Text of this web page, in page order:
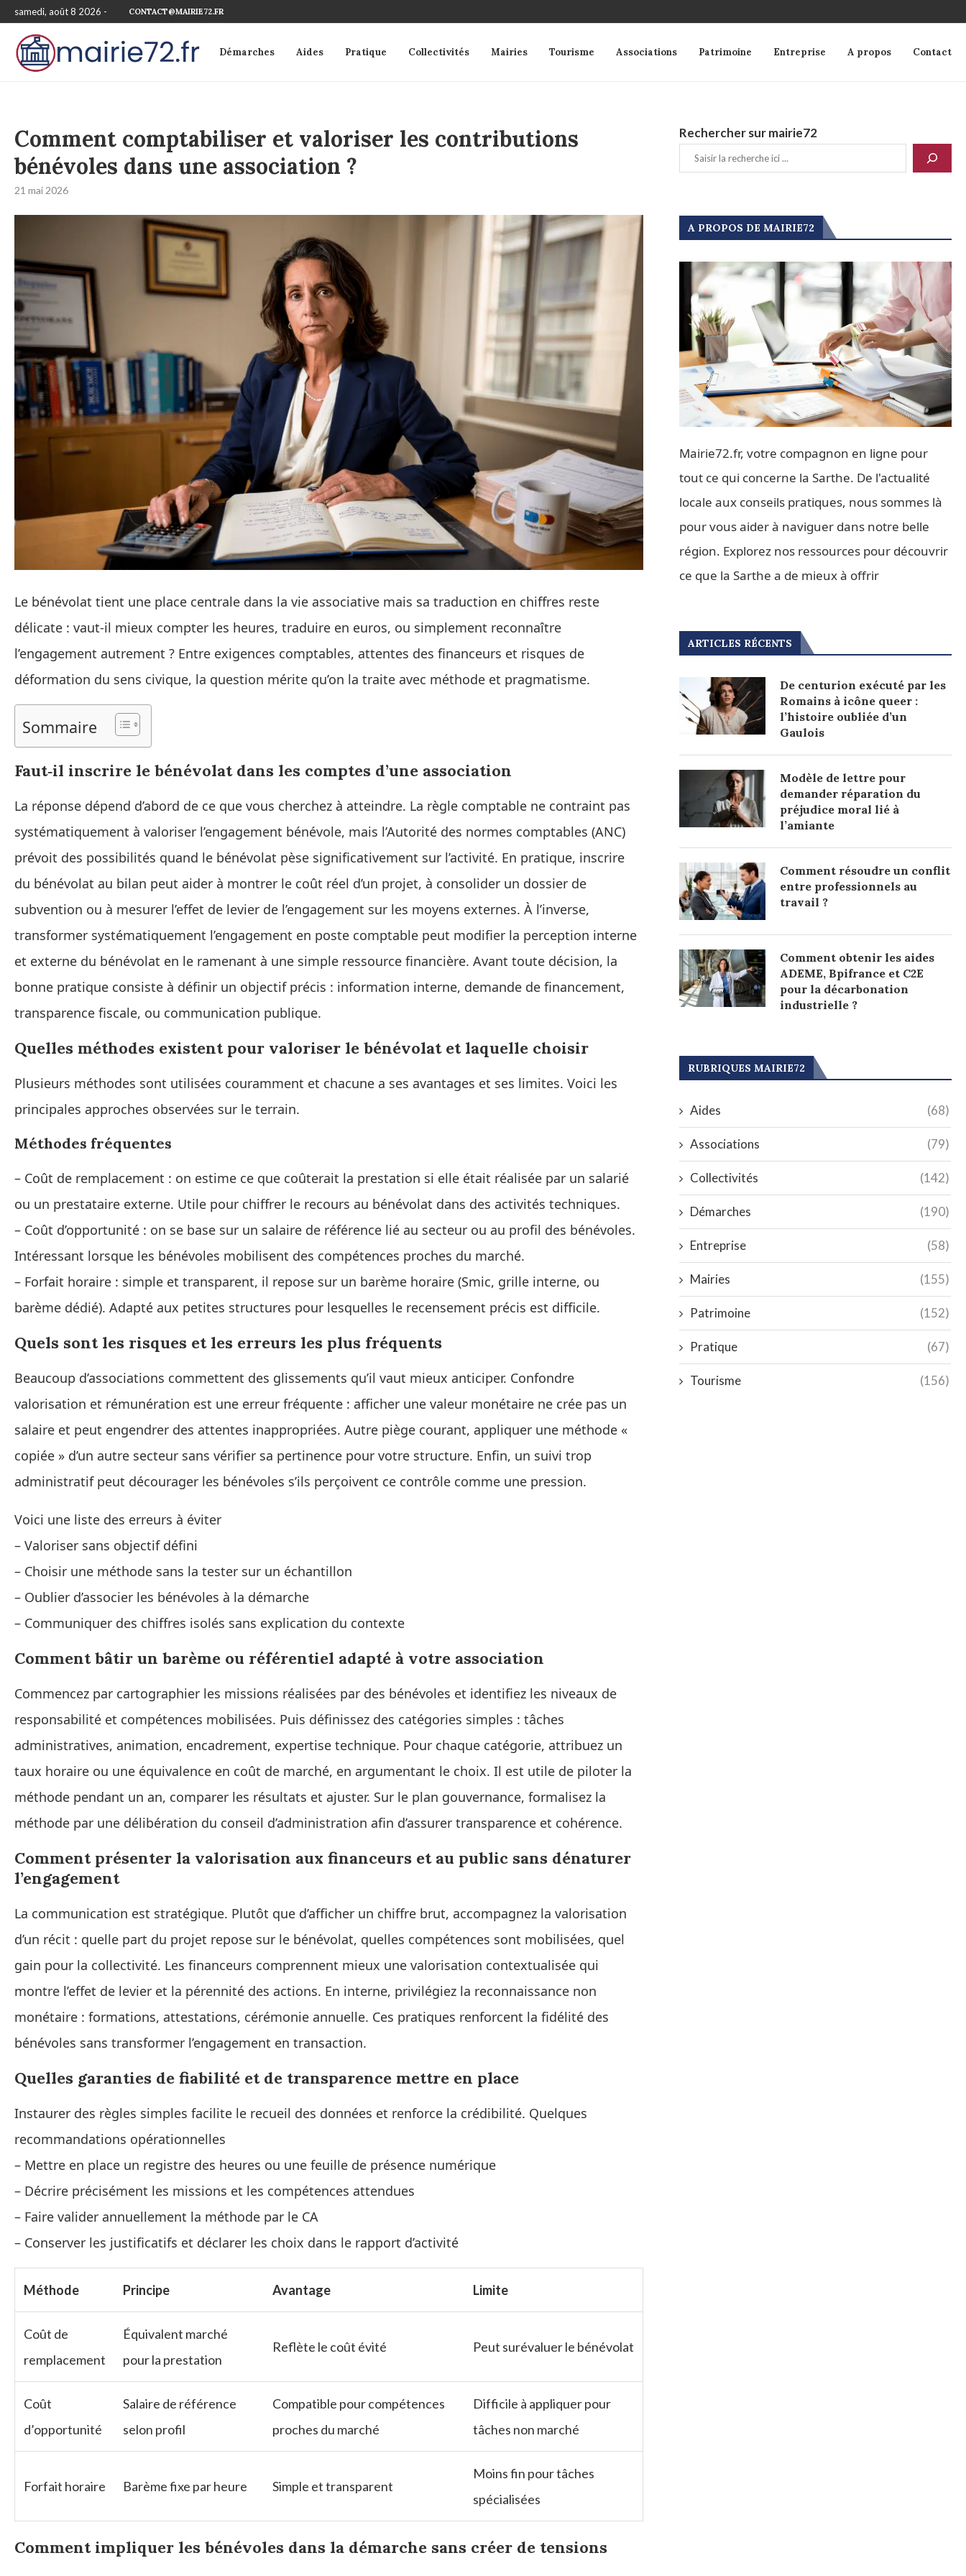
samedi, août 8 2026 - CONTACT@MAIRIE72.FR
Démarches Aides Pratique Collectivités Mairies Tourisme Associations Patrimoine Entreprise A propos Contact
Comment comptabiliser et valoriser les contributions
bénévoles dans une association ?
21 mai 2026
Le bénévolat tient une place centrale dans la vie associative mais sa traduction en chiffres reste
délicate : vaut‑il mieux compter les heures, traduire en euros, ou simplement reconnaître
l’engagement autrement ? Entre exigences comptables, attentes des financeurs et risques de
déformation du sens civique, la question mérite qu’on la traite avec méthode et pragmatisme.
Sommaire
Faut‑il inscrire le bénévolat dans les comptes d’une association
La réponse dépend d’abord de ce que vous cherchez à atteindre. La règle comptable ne contraint pas
systématiquement à valoriser l’engagement bénévole, mais l’Autorité des normes comptables (ANC)
prévoit des possibilités quand le bénévolat pèse significativement sur l’activité. En pratique, inscrire
du bénévolat au bilan peut aider à montrer le coût réel d’un projet, à consolider un dossier de
subvention ou à mesurer l’effet de levier de l’engagement sur les moyens externes. À l’inverse,
transformer systématiquement l’engagement en poste comptable peut modifier la perception interne
et externe du bénévolat en le ramenant à une simple ressource financière. Avant toute décision, la
bonne pratique consiste à définir un objectif précis : information interne, demande de financement,
transparence fiscale, ou communication publique.
Quelles méthodes existent pour valoriser le bénévolat et laquelle choisir
Plusieurs méthodes sont utilisées couramment et chacune a ses avantages et ses limites. Voici les
principales approches observées sur le terrain.
Méthodes fréquentes
– Coût de remplacement : on estime ce que coûterait la prestation si elle était réalisée par un salarié
ou un prestataire externe. Utile pour chiffrer le recours au bénévolat dans des activités techniques.
– Coût d’opportunité : on se base sur un salaire de référence lié au secteur ou au profil des bénévoles.
Intéressant lorsque les bénévoles mobilisent des compétences proches du marché.
– Forfait horaire : simple et transparent, il repose sur un barème horaire (Smic, grille interne, ou
barème dédié). Adapté aux petites structures pour lesquelles le recensement précis est difficile.
Quels sont les risques et les erreurs les plus fréquents
Beaucoup d’associations commettent des glissements qu’il vaut mieux anticiper. Confondre
valorisation et rémunération est une erreur fréquente : afficher une valeur monétaire ne crée pas un
salaire et peut engendrer des attentes inappropriées. Autre piège courant, appliquer une méthode «
copiée » d’un autre secteur sans vérifier sa pertinence pour votre structure. Enfin, un suivi trop
administratif peut décourager les bénévoles s’ils perçoivent ce contrôle comme une pression.
Voici une liste des erreurs à éviter
– Valoriser sans objectif défini
– Choisir une méthode sans la tester sur un échantillon
– Oublier d’associer les bénévoles à la démarche
– Communiquer des chiffres isolés sans explication du contexte
Comment bâtir un barème ou référentiel adapté à votre association
Commencez par cartographier les missions réalisées par des bénévoles et identifiez les niveaux de
responsabilité et compétences mobilisées. Puis définissez des catégories simples : tâches
administratives, animation, encadrement, expertise technique. Pour chaque catégorie, attribuez un
taux horaire ou une équivalence en coût de marché, en argumentant le choix. Il est utile de piloter la
méthode pendant un an, comparer les résultats et ajuster. Sur le plan gouvernance, formalisez la
méthode par une délibération du conseil d’administration afin d’assurer transparence et cohérence.
Comment présenter la valorisation aux financeurs et au public sans dénaturer
l’engagement
La communication est stratégique. Plutôt que d’afficher un chiffre brut, accompagnez la valorisation
d’un récit : quelle part du projet repose sur le bénévolat, quelles compétences sont mobilisées, quel
gain pour la collectivité. Les financeurs comprennent mieux une valorisation contextualisée qui
montre l’effet de levier et la pérennité des actions. En interne, privilégiez la reconnaissance non
monétaire : formations, attestations, cérémonie annuelle. Ces pratiques renforcent la fidélité des
bénévoles sans transformer l’engagement en transaction.
Quelles garanties de fiabilité et de transparence mettre en place
Instaurer des règles simples facilite le recueil des données et renforce la crédibilité. Quelques
recommandations opérationnelles
– Mettre en place un registre des heures ou une feuille de présence numérique
– Décrire précisément les missions et les compétences attendues
– Faire valider annuellement la méthode par le CA
– Conserver les justificatifs et déclarer les choix dans le rapport d’activité
Méthode Principe Avantage Limite
Coût de
remplacement
Équivalent marché
pour la prestation
Reflète le coût évité Peut surévaluer le bénévolat
Coût
d’opportunité
Salaire de référence
selon profil
Compatible pour compétences
proches du marché
Difficile à appliquer pour
tâches non marché
Forfait horaire Barème fixe par heure Simple et transparent
Moins fin pour tâches
spécialisées
Comment impliquer les bénévoles dans la démarche sans créer de tensions
Rechercher sur mairie72
A PROPOS DE MAIRIE72
Mairie72.fr, votre compagnon en ligne pour
tout ce qui concerne la Sarthe. De l'actualité
locale aux conseils pratiques, nous sommes là
pour vous aider à naviguer dans notre belle
région. Explorez nos ressources pour découvrir
ce que la Sarthe a de mieux à offrir
ARTICLES RÉCENTS
De centurion exécuté par les
Romains à icône queer :
l’histoire oubliée d’un
Gaulois
Modèle de lettre pour
demander réparation du
préjudice moral lié à
l’amiante
Comment résoudre un conflit
entre professionnels au
travail ?
Comment obtenir les aides
ADEME, Bpifrance et C2E
pour la décarbonation
industrielle ?
RUBRIQUES MAIRIE72
Aides (68)
Associations (79)
Collectivités (142)
Démarches (190)
Entreprise (58)
Mairies (155)
Patrimoine (152)
Pratique (67)
Tourisme (156)